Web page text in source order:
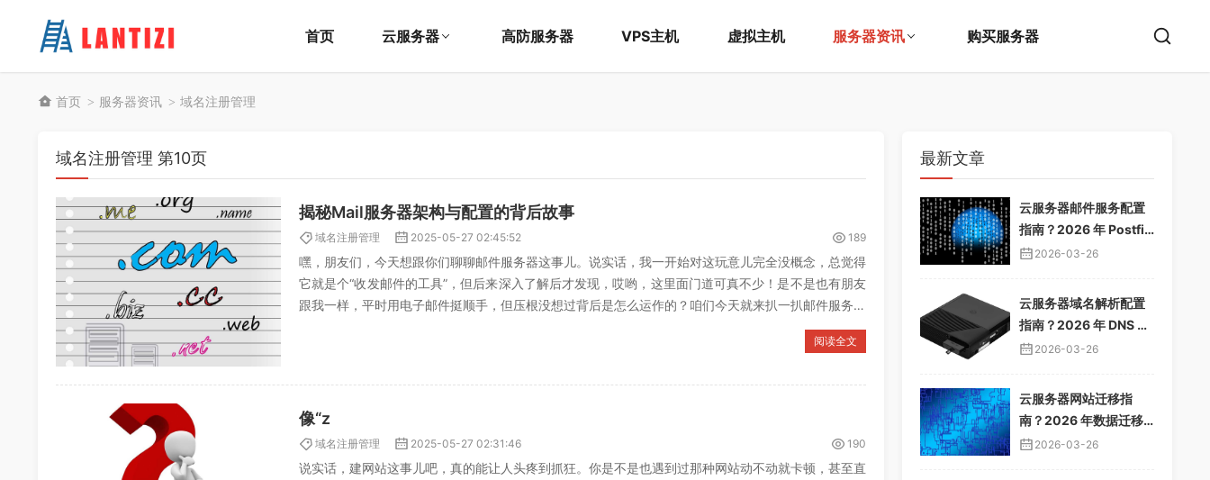
首页 云服务器 高防服务器 VPS主机 虚拟主机 服务器资讯 购买服务器
首页 > 服务器资讯 > 域名注册管理
域名注册管理 第10页
揭秘Mail服务器架构与配置的背后故事
域名注册管理 2025-05-27 02:45:52 189
嘿，朋友们，今天想跟你们聊聊邮件服务器这事儿。说实话，我一开始对这玩意儿完全没概念，总觉得
它就是个“收发邮件的工具”，但后来深入了解后才发现，哎哟，这里面门道可真不少！是不是也有朋友
跟我一样，平时用电子邮件挺顺手，但压根没想过背后是怎么运作的？咱们今天就来扒一扒邮件服务器
阅读全文
像“z
域名注册管理 2025-05-27 02:31:46 190
说实话，建网站这事儿吧，真的能让人头疼到抓狂。你是不是也遇到过那种网站动不动就卡顿，甚至直
最新文章
云服务器邮件服务配置
指南？2026 年 Postfix
邮件服务器教程，企业
2026-03-26
云服务器域名解析配置
指南？2026 年 DNS 解
析教程，域名绑定服务
2026-03-26
云服务器网站迁移指
南？2026 年数据迁移
教程，无缝切换服务器
2026-03-26